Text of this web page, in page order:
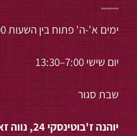
ימים א'-ה' פתוח בין השעות 7:00–18:00
יום שישי 7:00–13:30
שבת סגור
יוהנה ז'בוטינסקי 24, נווה זאב, באר שבע